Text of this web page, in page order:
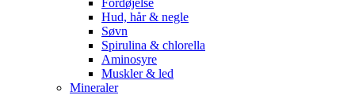
Fordøjelse
Hud, hår & negle
Søvn
Spirulina & chlorella
Aminosyre
Muskler & led
Mineraler